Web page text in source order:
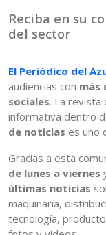
Reciba en su
del sector
El Periódico del
audiencias con más
sociales. La revista
informativa dentro
de noticias es uno
Gracias a esta
de lunes a viernes
últimas noticias
maquinaria,
tecnología,